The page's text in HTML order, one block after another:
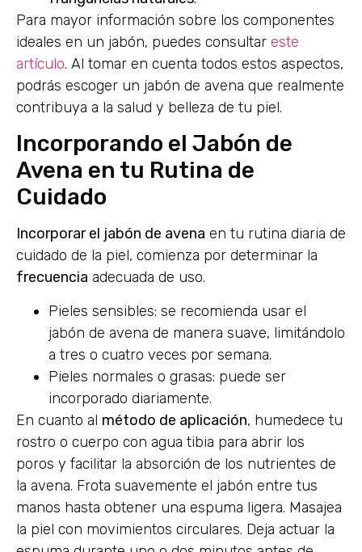
Para mayor información sobre los componentes
ideales en un jabón, puedes consultar este
artículo. Al tomar en cuenta todos estos aspectos,
podrás escoger un jabón de avena que realmente
contribuya a la salud y belleza de tu piel.
Incorporando el Jabón de
Avena en tu Rutina de
Cuidado
Incorporar el jabón de avena en tu rutina diaria de
cuidado de la piel, comienza por determinar la
frecuencia adecuada de uso.
Pieles sensibles: se recomienda usar el
jabón de avena de manera suave, limitándolo
a tres o cuatro veces por semana.
Pieles normales o grasas: puede ser
incorporado diariamente.
En cuanto al método de aplicación, humedece tu
rostro o cuerpo con agua tibia para abrir los
poros y facilitar la absorción de los nutrientes de
la avena. Frota suavemente el jabón entre tus
manos hasta obtener una espuma ligera. Masajea
la piel con movimientos circulares. Deja actuar la